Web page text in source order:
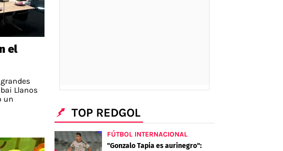
el
Llanos
un
TOP REDGOL
FÚTBOL INTERNACIONAL
"Gonzalo Tapia es aurinegro":